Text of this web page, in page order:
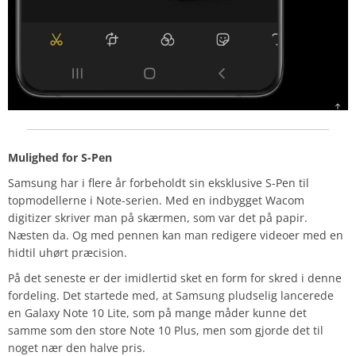
Mulighed for S-Pen
Samsung har i flere år forbeholdt sin eksklusive S-Pen til
topmodellerne i Note-serien. Med en indbygget Wacom
digitizer skriver man på skærmen, som var det på papir.
Næsten da. Og med pennen kan man redigere videoer med en
hidtil uhørt præcision.
På det seneste er der imidlertid sket en form for skred i denne
fordeling. Det startede med, at Samsung pludselig lancerede
en Galaxy Note 10 Lite, som på mange måder kunne det
samme som den store Note 10 Plus, men som gjorde det til
noget nær den halve pris.